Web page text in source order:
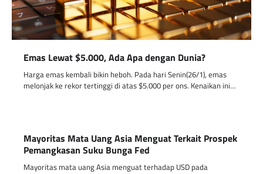
Emas Lewat $5.000, Ada Apa dengan Dunia?
Harga emas kembali bikin heboh. Pada hari Senin(26/1), emas
melonjak ke rekor tertinggi di atas $5.000 per ons. Kenaikan ini…
Mayoritas Mata Uang Asia Menguat Terkait Prospek
Pemangkasan Suku Bunga Fed
Mayoritas mata uang Asia menguat terhadap USD pada